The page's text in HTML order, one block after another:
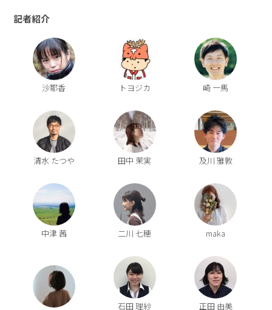
記者紹介
沙耶香 トヨジカ 崎 一馬
清水 たつや 田中 茉実 及川 雅敦
中津 茜 二川 七穂 maka
石田 理紗 正田 由美